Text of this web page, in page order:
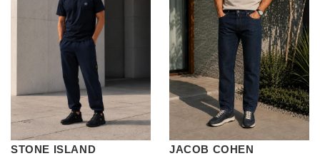
STONE ISLAND JACOB COHEN